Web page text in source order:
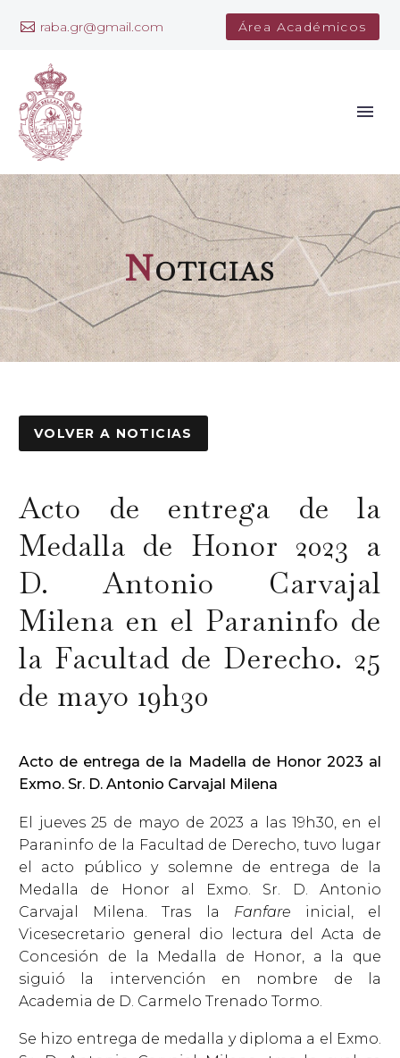
raba.gr@gmail.com Área Académicos
Noticias
VOLVER A NOTICIAS
Acto de entrega de la
Medalla de Honor 2023 a
D. Antonio Carvajal
Milena en el Paraninfo de
la Facultad de Derecho. 25
de mayo 19h30
Acto de entrega de la Madella de Honor 2023 al
Exmo. Sr. D. Antonio Carvajal Milena
El jueves 25 de mayo de 2023 a las 19h30, en el
Paraninfo de la Facultad de Derecho, tuvo lugar
el acto público y solemne de entrega de la
Medalla de Honor al Exmo. Sr. D. Antonio
Carvajal Milena. Tras la Fanfare inicial, el
Vicesecretario general dio lectura del Acta de
Concesión de la Medalla de Honor, a la que
siguió la intervención en nombre de la
Academia de D. Carmelo Trenado Tormo.
Se hizo entrega de medalla y diploma a el Exmo.